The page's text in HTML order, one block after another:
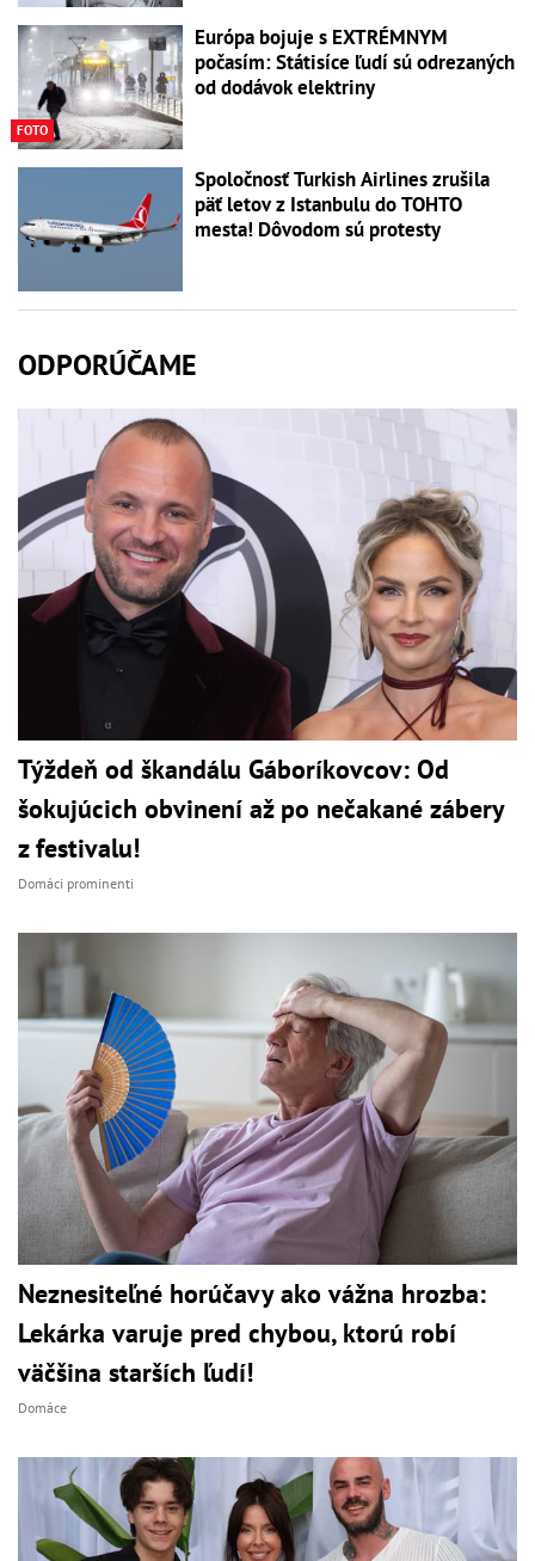
FOTO
Európa bojuje s EXTRÉMNYM
počasím: Státisíce ľudí sú odrezaných
od dodávok elektriny
Spoločnosť Turkish Airlines zrušila
päť letov z Istanbulu do TOHTO
mesta! Dôvodom sú protesty
ODPORÚČAME
Týždeň od škandálu Gáboríkovcov: Od
šokujúcich obvinení až po nečakané zábery
z festivalu!
Domáci prominenti
Neznesiteľné horúčavy ako vážna hrozba:
Lekárka varuje pred chybou, ktorú robí
väčšina starších ľudí!
Domáce